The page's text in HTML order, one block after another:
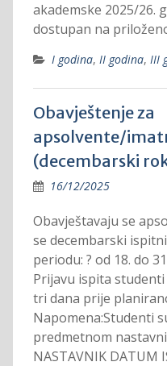
akademske 2025/26.
dostupan na
I godina, II godina, III
Obavještenje za
apsolvente/
(decembarski
16/12/2025
Obavještavaju se
se decembarski
periodu: ? od 18. do
Prijavu ispita
tri dana prije
Napomena:Studenti
predmetnom
NASTAVNIK DATUM